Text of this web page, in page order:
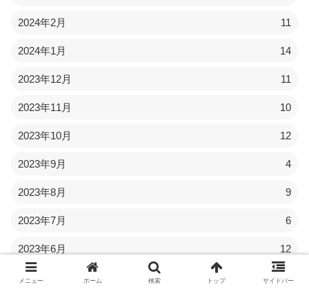
2024年2月 11
2024年1月 14
2023年12月 11
2023年11月 10
2023年10月 12
2023年9月 4
2023年8月 9
2023年7月 6
2023年6月 12
2023年5月 22
メニュー ホーム 検索 トップ サイドバー